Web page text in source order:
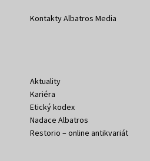
Kontakty Albatros Media
Aktuality
Kariéra
Etický kodex
Nadace Albatros
Restorio – online antikvariát